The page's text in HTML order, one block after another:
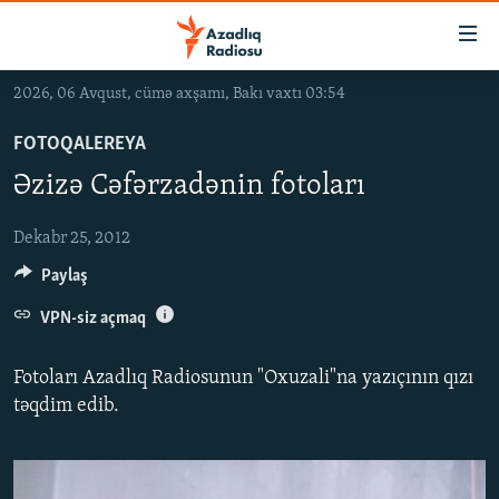
Əsas
qayıt
Əsas
naviqasiyaya
qayıt
keç
#İZAHLA
KORRUPSIOMETR
#ƏSLINDƏ
FƏRQƏ BAX
QANUNI DOĞRU
MULTIMEDIA
2026, 06 Avqust, cümə axşamı, Bakı vaxtı 03:54
FOTOQALEREYA
Əzizə Cəfərzadənin fotoları
Dekabr 25, 2012
Fotoları Azadlıq Radiosunun "Oxuzali"na yazıçının qızı
təqdim edib.
Paylaş
VPN-siz açmaq